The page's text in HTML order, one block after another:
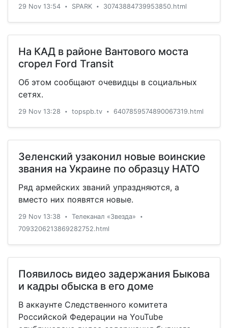
29 Nov 13:54 • SPARK • 30743884739953850.html
На КАД в районе Вантового моста
сгорел Ford Transit
Об этом сообщают очевидцы в социальных
сетях.
29 Nov 13:28 • topspb.tv • 6407859574890067319.html
Зеленский узаконил новые воинские
звания на Украине по образцу НАТО
Ряд армейских званий упраздняются, а
вместо них появятся новые.
29 Nov 13:38 • Телеканал «Звезда» •
7093206213869282752.html
Появилось видео задержания Быкова
и кадры обыска в его доме
В аккаунте Следственного комитета
Российской Федерации на YouTube